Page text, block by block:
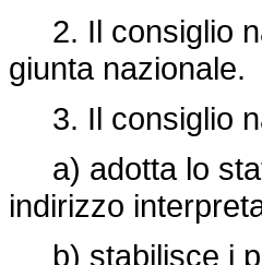
2. Il consiglio
giunta nazionale.
3. Il consiglio
a) adotta lo
indirizzo
b) stabilisce i